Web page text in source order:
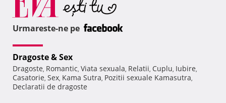
Urmareste-ne pe
Dragoste & Sex
Dragoste, Romantic, Viata sexuala, Relatii, Cuplu, Iubire,
Casatorie, Sex, Kama Sutra, Pozitii sexuale Kamasutra,
Declaratii de dragoste